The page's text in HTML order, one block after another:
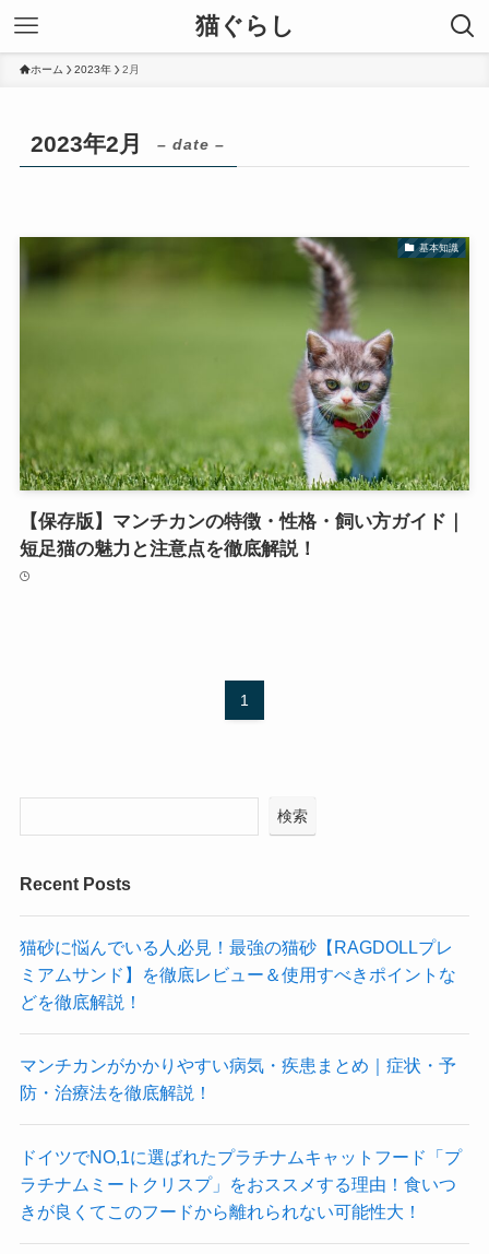
猫ぐらし
ホーム 2023年 2月
2023年2月 – date –
基本知識
【保存版】マンチカンの特徴・性格・飼い方ガイド｜
短足猫の魅力と注意点を徹底解説！
1
検索
Recent Posts
猫砂に悩んでいる人必見！最強の猫砂【RAGDOLLプレ
ミアムサンド】を徹底レビュー＆使用すべきポイントな
どを徹底解説！
マンチカンがかかりやすい病気・疾患まとめ｜症状・予
防・治療法を徹底解説！
ドイツでNO,1に選ばれたプラチナムキャットフード「プ
ラチナムミートクリスプ」をおススメする理由！食いつ
きが良くてこのフードから離れられない可能性大！